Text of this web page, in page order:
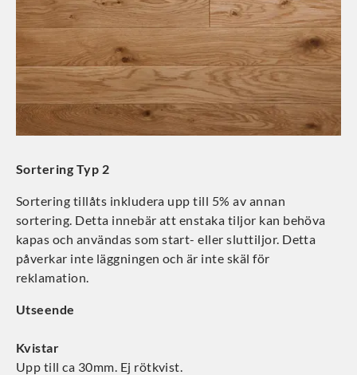
Sortering Typ 2
Sortering tillåts inkludera upp till 5% av annan
sortering. Detta innebär att enstaka tiljor kan behöva
kapas och användas som start- eller sluttiljor. Detta
påverkar inte läggningen och är inte skäl för
reklamation.
Utseende
Kvistar
Upp till ca 30mm. Ej rötkvist.